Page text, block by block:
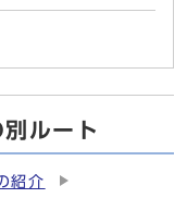
ルート
紹介